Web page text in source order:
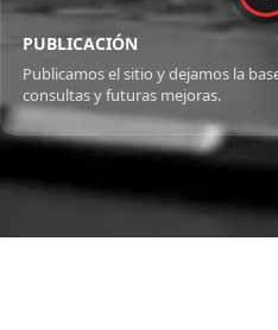
PUBLICACIÓN
Publicamos el sitio y dejamos la
consultas y futuras mejoras.